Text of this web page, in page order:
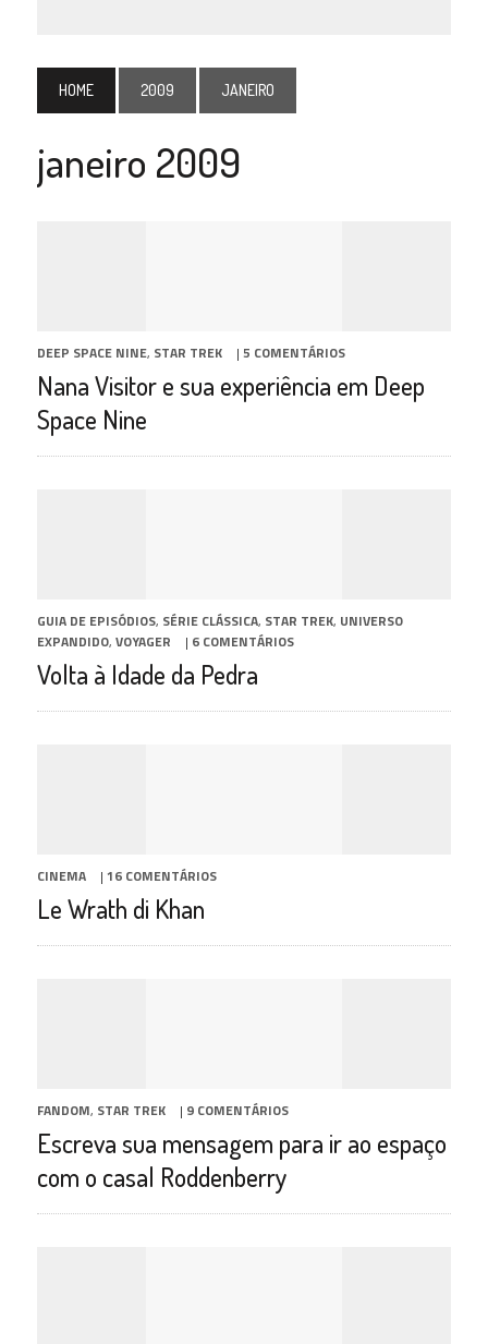
HOME 2009 JANEIRO
janeiro 2009
DEEP SPACE NINE, STAR TREK | 5 COMENTÁRIOS
Nana Visitor e sua experiência em Deep
Space Nine
GUIA DE EPISÓDIOS, SÉRIE CLÁSSICA, STAR TREK, UNIVERSO
EXPANDIDO, VOYAGER | 6 COMENTÁRIOS
Volta à Idade da Pedra
CINEMA | 16 COMENTÁRIOS
Le Wrath di Khan
FANDOM, STAR TREK | 9 COMENTÁRIOS
Escreva sua mensagem para ir ao espaço
com o casal Roddenberry